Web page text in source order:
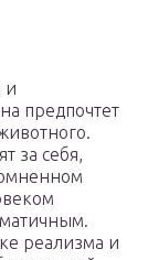
и
предпочтет
за себя,
реализма и